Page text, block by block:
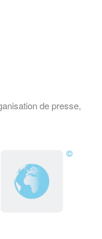
de presse,